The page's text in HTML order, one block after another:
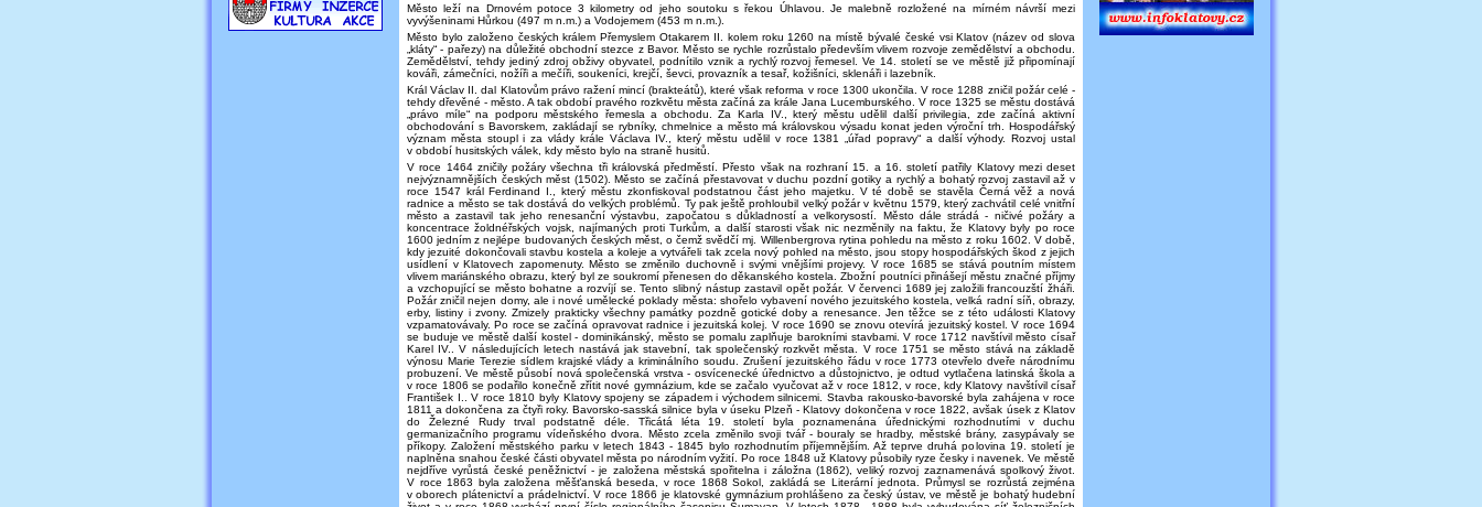
Město leží na Drnovém potoce 3 kilometry od jeho soutoku s řekou Úhlavou. Je malebně rozložené na mírném návrší mezi
vyvýšeninami Hůrkou (497 m n.m.) a Vodojemem (453 m n.m.).
Město bylo založeno českých králem Přemyslem Otakarem II. kolem roku 1260 na místě bývalé české vsi Klatov (název od slova
„kláty“ - pařezy) na důležité obchodní stezce z Bavor. Město se rychle rozrůstalo především vlivem rozvoje zemědělství a obchodu.
Zemědělství, tehdy jediný zdroj obživy obyvatel, podnítilo vznik a rychlý rozvoj řemesel. Ve 14. století se ve městě již připomínají
kováři, zámečníci, nožíři a mečíři, soukeníci, krejčí, ševci, provazník a tesař, kožišníci, sklenáři i lazebník.
Král Václav II. dal Klatovům právo ražení mincí (brakteátů), které však reforma v roce 1300 ukončila. V roce 1288 zničil požár celé -
tehdy dřevěné - město. A tak období pravého rozkvětu města začíná za krále Jana Lucemburského. V roce 1325 se městu dostává
„právo míle“ na podporu městského řemesla a obchodu. Za Karla IV., který městu udělil další privilegia, zde začíná aktivní
obchodování s Bavorskem, zakládají se rybníky, chmelnice a město má královskou výsadu konat jeden výroční trh. Hospodářský
význam města stoupl i za vlády krále Václava IV., který městu udělil v roce 1381 „úřad popravy“ a další výhody. Rozvoj ustal
v období husitských válek, kdy město bylo na straně husitů.
V roce 1464 zničily požáry všechna tři královská předměstí. Přesto však na rozhraní 15. a 16. století patřily Klatovy mezi deset
nejvýznamnějších českých měst (1502). Město se začíná přestavovat v duchu pozdní gotiky a rychlý a bohatý rozvoj zastavil až v
roce 1547 král Ferdinand I., který městu zkonfiskoval podstatnou část jeho majetku. V té době se stavěla Černá věž a nová
radnice a město se tak dostává do velkých problémů. Ty pak ještě prohloubil velký požár v květnu 1579, který zachvátil celé vnitřní
město a zastavil tak jeho renesanční výstavbu, započatou s důkladností a velkorysostí. Město dále strádá - ničivé požáry a
koncentrace žoldnéřských vojsk, najímaných proti Turkům, a další starosti však nic nezměnily na faktu, že Klatovy byly po roce
1600 jedním z nejlépe budovaných českých měst, o čemž svědčí mj. Willenbergrova rytina pohledu na město z roku 1602. V době,
kdy jezuité dokončovali stavbu kostela a koleje a vytvářeli tak zcela nový pohled na město, jsou stopy hospodářských škod z jejich
usídlení v Klatovech zapomenuty. Město se změnilo duchovně i svými vnějšími projevy. V roce 1685 se stává poutním místem
vlivem mariánského obrazu, který byl ze soukromí přenesen do děkanského kostela. Zbožní poutníci přinášejí městu značné příjmy
a vzchopující se město bohatne a rozvíjí se. Tento slibný nástup zastavil opět požár. V červenci 1689 jej založili francouzští žháři.
Požár zničil nejen domy, ale i nové umělecké poklady města: shořelo vybavení nového jezuitského kostela, velká radní síň, obrazy,
erby, listiny i zvony. Zmizely prakticky všechny památky pozdně gotické doby a renesance. Jen těžce se z této události Klatovy
vzpamatovávaly. Po roce se začíná opravovat radnice i jezuitská kolej. V roce 1690 se znovu otevírá jezuitský kostel. V roce 1694
se buduje ve městě další kostel - dominikánský, město se pomalu zaplňuje barokními stavbami. V roce 1712 navštívil město císař
Karel IV.. V následujících letech nastává jak stavební, tak společenský rozkvět města. V roce 1751 se město stává na základě
výnosu Marie Terezie sídlem krajské vlády a kriminálního soudu. Zrušení jezuitského řádu v roce 1773 otevřelo dveře národnímu
probuzení. Ve městě působí nová společenská vrstva - osvícenecké úřednictvo a důstojnictvo, je odtud vytlačena latinská škola a
v roce 1806 se podařilo konečně zřítit nové gymnázium, kde se začalo vyučovat až v roce 1812, v roce, kdy Klatovy navštívil císař
František I.. V roce 1810 byly Klatovy spojeny se západem i východem silnicemi. Stavba rakousko-bavorské byla zahájena v roce
1811 a dokončena za čtyři roky. Bavorsko-sasská silnice byla v úseku Plzeň - Klatovy dokončena v roce 1822, avšak úsek z Klatov
do Železné Rudy trval podstatně déle. Třicátá léta 19. století byla poznamenána úřednickými rozhodnutími v duchu
germanizačního programu vídeňského dvora. Město zcela změnilo svoji tvář - bouraly se hradby, městské brány, zasypávaly se
příkopy. Založení městského parku v letech 1843 - 1845 bylo rozhodnutím příjemnějším. Až teprve druhá polovina 19. století je
naplněna snahou české části obyvatel města po národním vyžití. Po roce 1848 už Klatovy působily ryze česky i navenek. Ve městě
nejdříve vyrůstá české peněžnictví - je založena městská spořitelna i záložna (1862), veliký rozvoj zaznamenává spolkový život.
V roce 1863 byla založena měšťanská beseda, v roce 1868 Sokol, zakládá se Literární jednota. Průmysl se rozrůstá zejména
v oborech plátenictví a prádelnictví. V roce 1866 je klatovské gymnázium prohlášeno za český ústav, ve městě je bohatý hudební